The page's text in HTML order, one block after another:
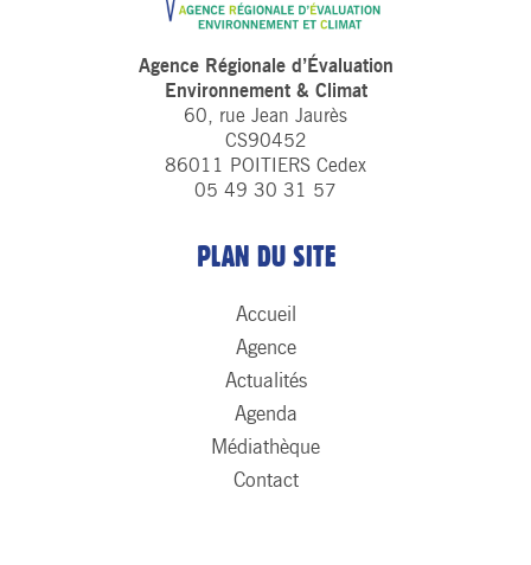
Agence Régionale d’Évaluation
Environnement & Climat
60, rue Jean Jaurès
CS90452
86011 POITIERS Cedex
05 49 30 31 57
PLAN DU SITE
Accueil
Agence
Actualités
Agenda
Médiathèque
Contact